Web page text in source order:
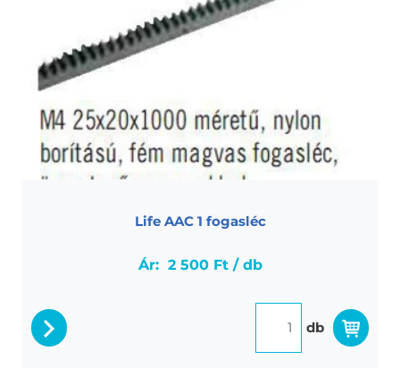
Life AAC 1 fogasléc
Ár:2 500 Ft / db
db